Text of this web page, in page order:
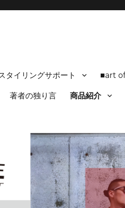
タイリングサポート ■art
著者の独り言 商品紹介